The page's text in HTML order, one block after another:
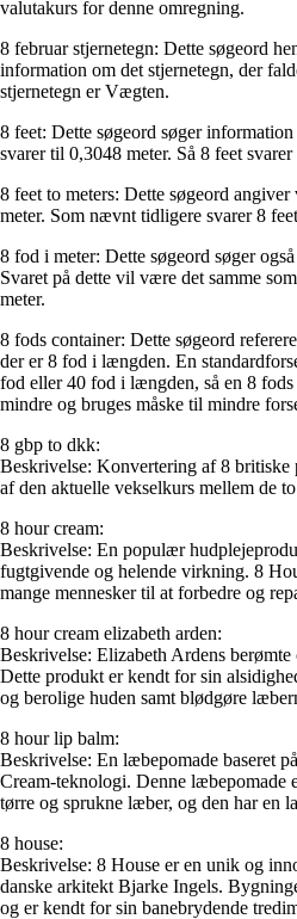
valutakurs for denne omregning.
8 februar stjernetegn: Dette søgeord
information om det stjernetegn, der
stjernetegn er Vægten.
8 feet: Dette søgeord søger
svarer til 0,3048 meter. Så 8 feet
8 feet to meters: Dette søgeord
meter. Som nævnt tidligere svarer 8
8 fod i meter: Dette søgeord søger
Svaret på dette vil være det samme
meter.
8 fods container: Dette søgeord
der er 8 fod i længden. En
fod eller 40 fod i længden, så en 8
mindre og bruges måske til mindre
8 gbp to dkk:
Beskrivelse: Konvertering af 8 britiske
af den aktuelle vekselkurs mellem de
8 hour cream:
Beskrivelse: En populær
fugtgivende og helende virkning. 8
mange mennesker til at forbedre og
8 hour cream elizabeth arden:
Beskrivelse: Elizabeth Ardens
Dette produkt er kendt for sin
og berolige huden samt blødgøre
8 hour lip balm:
Beskrivelse: En læbepomade baseret
Cream-teknologi. Denne læbepomade
tørre og sprukne læber, og den har en
8 house:
Beskrivelse: 8 House er en unik og
danske arkitekt Bjarke Ingels.
og er kendt for sin banebrydende